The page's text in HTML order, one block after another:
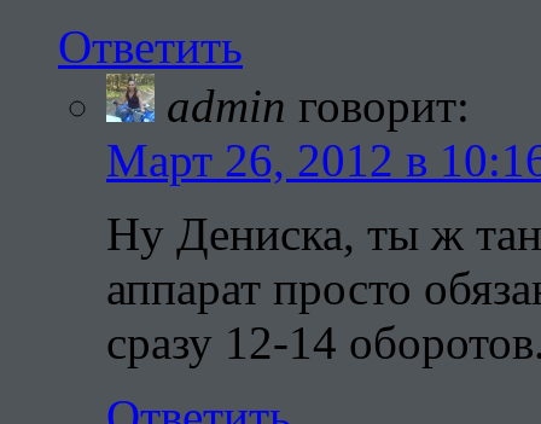
Ответить
admin говорит:
Март 26, 2012 в
Ну Дениска, ты ж
аппарат просто
сразу 12-14